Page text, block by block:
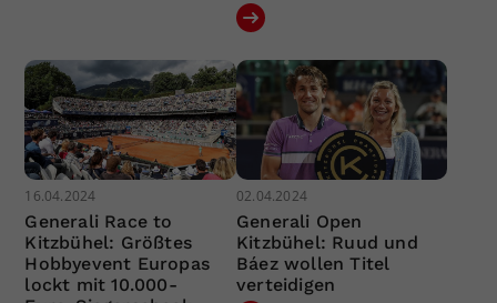
16.04.2024
Generali Race to
Kitzbühel: Größtes
Hobbyevent Europas
lockt mit 10.000-
02.04.2024
Generali Open
Kitzbühel: Ruud und
Báez wollen Titel
verteidigen